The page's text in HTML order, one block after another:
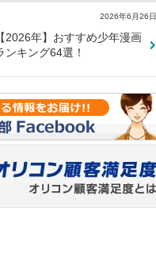
2026年6月26日
【2026年】おすすめ少年漫画
ンキング64選！